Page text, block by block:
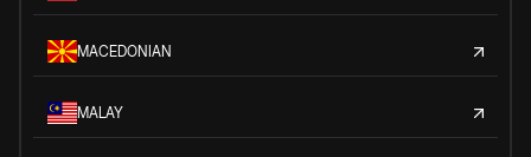
MACEDONIAN
MALAY